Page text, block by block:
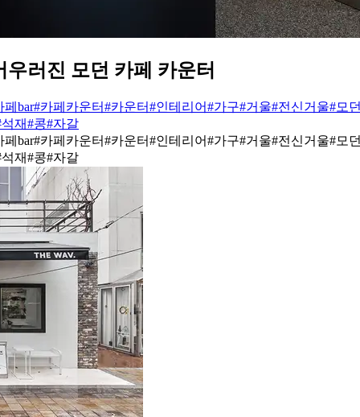
러진 모던 카페 카운터
페bar#카페카운터#카운터#인테리어#가구#거울#전신거울#모던
재#콩#자갈
페bar#카페카운터#카운터#인테리어#가구#거울#전신거울#모던
재#콩#자갈